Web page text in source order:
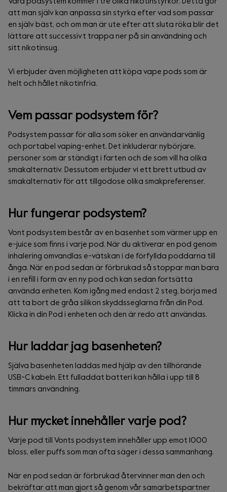
att man själv kan anpassa sin styrka efter vad som passar
en själv bäst, och om man är ute efter att sluta röka blir det
lättare att successivt trappa ner på sin användning och
sitt nikotinsug.
Vi erbjuder även möjligheten att köpa vape pods som är
helt och hållet nikotinfria.
Vem passar podsystem för?
Podsystem passar för alla som söker en användarvänlig
och portabel vaping-enhet. Det inkluderar nybörjare,
personer som är ständigt i farten och de som vill ha olika
smakalternativ. Dessutom erbjuder vi ett brett utbud av
smakalternativ för att tillgodose olika smakpreferenser.
Hur fungerar podsystem?
Vont podsystem består av en basenhet som värmer upp en
e-juice som finns i varje pod. När du aktiverar en pod genom
inhalering omvandlas e-vätskan i de förfyllda poddarna till
ånga. När en pod sedan är förbrukad så stoppar man bara
i en refill i form av en ny pod och kan sedan fortsätta
använda enheten. Kom igång med endast 2 steg, börja med
att ta bort de gråa silikon skyddsseglarna från din Pod.
Klicka in din Pod i enheten och den är redo att användas.
Hur laddar jag basenheten?
Själva basenheten laddas med hjälp av den tillhörande
USB-C kabeln. Ett fulladdat batteri kan hålla i upp till 8
timmars användning.
Hur mycket innehåller varje pod?
Varje pod till Vonts podsystem innehåller upp emot 1000
bloss, eller puffs som man ofta säger i dessa sammanhang.
När en pod sedan är förbrukad återvinner man den och
bekräftar att man gjort så genom vår samarbetspartner